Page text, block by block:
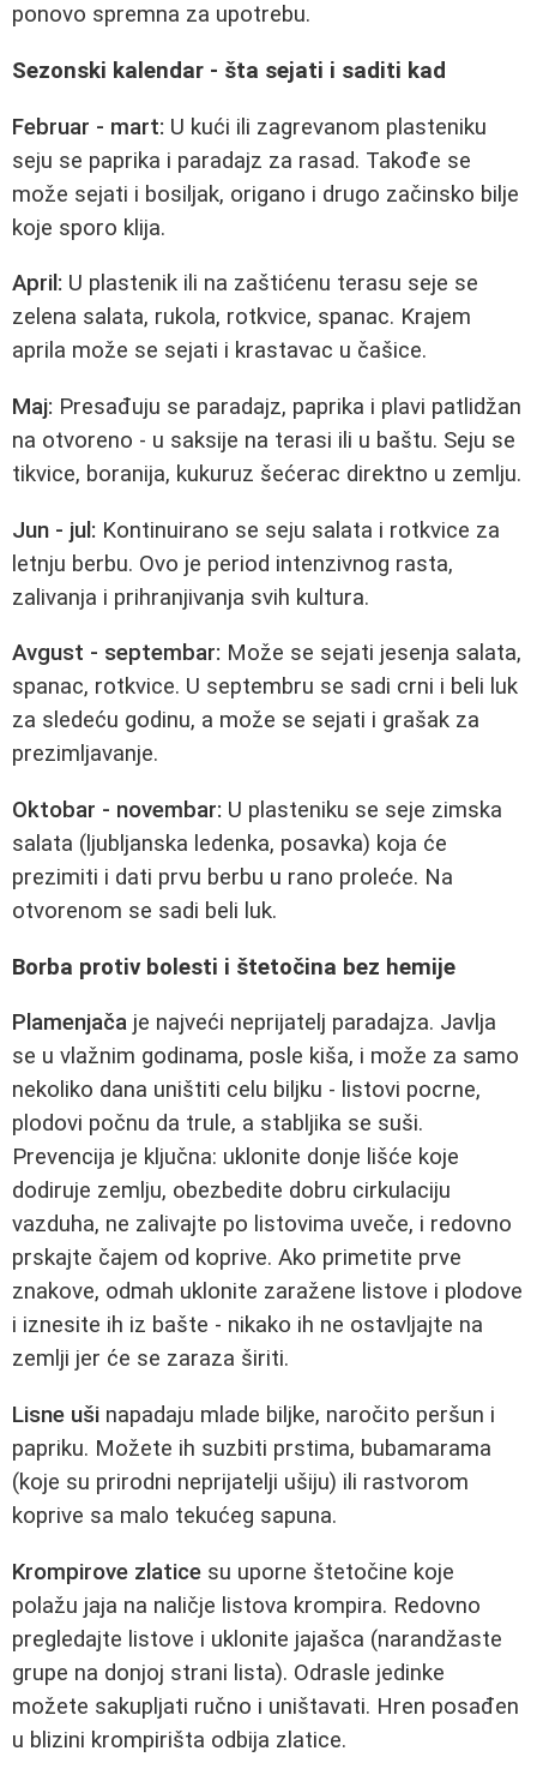
ponovo spremna za upotrebu.
Sezonski kalendar - šta sejati i saditi kad
Februar - mart: U kući ili zagrevanom plasteniku
seju se paprika i paradajz za rasad. Takođe se
može sejati i bosiljak, origano i drugo začinsko bilje
koje sporo klija.
April: U plastenik ili na zaštićenu terasu seje se
zelena salata, rukola, rotkvice, spanac. Krajem
aprila može se sejati i krastavac u čašice.
Maj: Presađuju se paradajz, paprika i plavi patlidžan
na otvoreno - u saksije na terasi ili u baštu. Seju se
tikvice, boranija, kukuruz šećerac direktno u zemlju.
Jun - jul: Kontinuirano se seju salata i rotkvice za
letnju berbu. Ovo je period intenzivnog rasta,
zalivanja i prihranjivanja svih kultura.
Avgust - septembar: Može se sejati jesenja salata,
spanac, rotkvice. U septembru se sadi crni i beli luk
za sledeću godinu, a može se sejati i grašak za
prezimljavanje.
Oktobar - novembar: U plasteniku se seje zimska
salata (ljubljanska ledenka, posavka) koja će
prezimiti i dati prvu berbu u rano proleće. Na
otvorenom se sadi beli luk.
Borba protiv bolesti i štetočina bez hemije
Plamenjača je najveći neprijatelj paradajza. Javlja
se u vlažnim godinama, posle kiša, i može za samo
nekoliko dana uništiti celu biljku - listovi pocrne,
plodovi počnu da trule, a stabljika se suši.
Prevencija je ključna: uklonite donje lišće koje
dodiruje zemlju, obezbedite dobru cirkulaciju
vazduha, ne zalivajte po listovima uveče, i redovno
prskajte čajem od koprive. Ako primetite prve
znakove, odmah uklonite zaražene listove i plodove
i iznesite ih iz bašte - nikako ih ne ostavljajte na
zemlji jer će se zaraza širiti.
Lisne uši napadaju mlade biljke, naročito peršun i
papriku. Možete ih suzbiti prstima, bubamarama
(koje su prirodni neprijatelji ušiju) ili rastvorom
koprive sa malo tekućeg sapuna.
Krompirove zlatice su uporne štetočine koje
polažu jaja na naličje listova krompira. Redovno
pregledajte listove i uklonite jajašca (narandžaste
grupe na donjoj strani lista). Odrasle jedinke
možete sakupljati ručno i uništavati. Hren posađen
u blizini krompirišta odbija zlatice.